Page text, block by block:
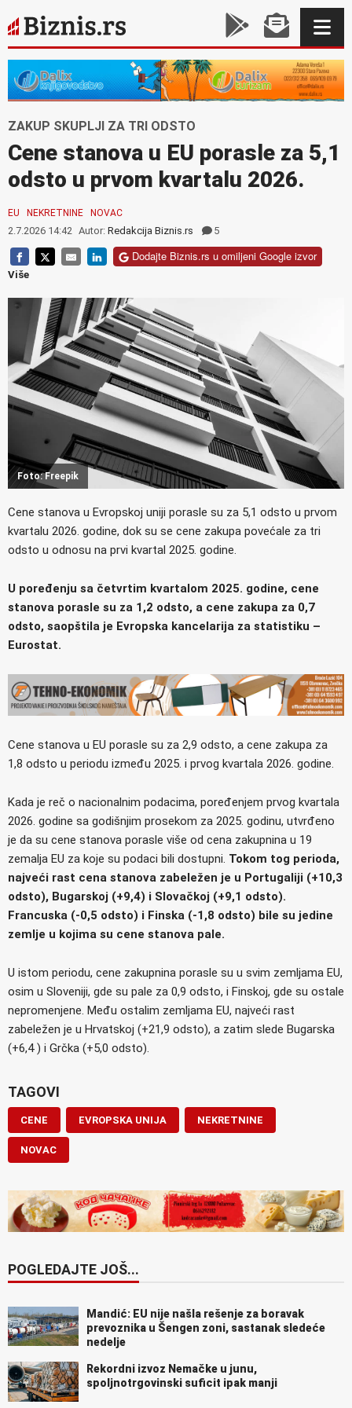
ZAKUP SKUPLJI ZA TRI ODSTO
Cene stanova u EU porasle za 5,1
odsto u prvom kvartalu 2026.
EU NEKRETNINE NOVAC
2.7.2026 14:42 Autor: Redakcija Biznis.rs 5
Dodajte Biznis.rs u omiljeni Google izvor
Više
Foto: Freepik
Cene stanova u Evropskoj uniji porasle su za 5,1 odsto u prvom
kvartalu 2026. godine, dok su se cene zakupa povećale za tri
odsto u odnosu na prvi kvartal 2025. godine.
U poređenju sa četvrtim kvartalom 2025. godine, cene
stanova porasle su za 1,2 odsto, a cene zakupa za 0,7
odsto, saopštila je Evropska kancelarija za statistiku –
Eurostat.
Cene stanova u EU porasle su za 2,9 odsto, a cene zakupa za
1,8 odsto u periodu između 2025. i prvog kvartala 2026. godine.
Kada je reč o nacionalnim podacima, poređenjem prvog kvartala
2026. godine sa godišnjim prosekom za 2025. godinu, utvrđeno
je da su cene stanova porasle više od cena zakupnina u 19
zemalja EU za koje su podaci bili dostupni. Tokom tog perioda,
najveći rast cena stanova zabeležen je u Portugaliji (+10,3
odsto), Bugarskoj (+9,4) i Slovačkoj (+9,1 odsto).
Francuska (-0,5 odsto) i Finska (-1,8 odsto) bile su jedine
zemlje u kojima su cene stanova pale.
U istom periodu, cene zakupnina porasle su u svim zemljama EU,
osim u Sloveniji, gde su pale za 0,9 odsto, i Finskoj, gde su ostale
nepromenjene. Među ostalim zemljama EU, najveći rast
zabeležen je u Hrvatskoj (+21,9 odsto), a zatim slede Bugarska
(+6,4 ) i Grčka (+5,0 odsto).
TAGOVI
CENE EVROPSKA UNIJA NEKRETNINE
NOVAC
POGLEDAJTE JOŠ...
Mandić: EU nije našla rešenje za boravak
prevoznika u Šengen zoni, sastanak sledeće
nedelje
Rekordni izvoz Nemačke u junu,
spoljnotrgovinski suficit ipak manji